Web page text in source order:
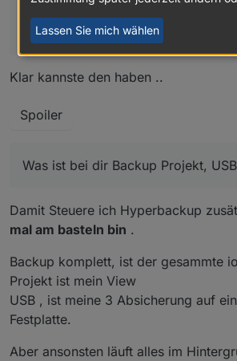
Kann ich diesen View haben?
Was ist bei dir Backup Projekt,
Kann ich diesen View haben?
Klar kannste den haben ..
Spoiler
Was ist bei dir Backup Projekt,
Damit Steuere ich Hyperbackup
mal am basteln bin .
Backup komplett, ist der gesammte
Projekt ist mein View
USB , ist meine 3 Absicherung auf
Festplatte.
Aber ansonsten läuft alles im
Lassen Sie mich wählen